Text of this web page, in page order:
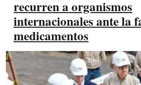
recurren a organismos
internacionales ante la
medicamentos